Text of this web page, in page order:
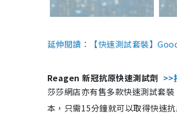
延伸閱讀：【快速測試套裝】
Reagen 新冠抗原快速測試劑 >>
莎莎網店亦有售多款快速測試套
本，只需15分鐘就可以取得快速